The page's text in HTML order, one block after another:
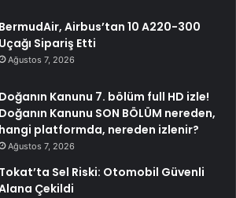
BermudAir, Airbus’tan 10 A220-300
Uçağı Sipariş Etti
Ağustos 7, 2026
Doğanın Kanunu 7. bölüm full HD izle!
Doğanın Kanunu SON BÖLÜM nereden,
hangi platformda, nereden izlenir?
Ağustos 7, 2026
Tokat’ta Sel Riski: Otomobil Güvenli
Çekildi